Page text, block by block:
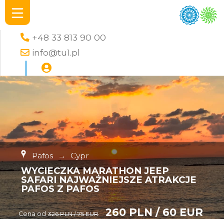
+48 33 813 90 00
info@tu1.pl
Pafos → Cypr
WYCIECZKA MARATHON JEEP
SAFARI NAJWAŻNIEJSZE ATRAKCJE
PAFOS Z PAFOS
Cena od 326 PLN / 75 EUR 260 PLN / 60 EUR